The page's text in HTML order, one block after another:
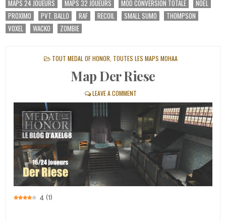
MAPS 24 JOUEURS
MAPS 32 JOUEURS MOD CONVERSION TOTALE
NOËL
PROXIMO
PVT. BALLO RAF RECOIL SMALL SUMO
THOMPSON
VOXEL
WACKO ZOMBIE
POSTED
TOUT MEDAL OF HONOR TOUTES LES MAPS MOHAA
Map Der Riese
LEAVE A COMMENT
4(1)